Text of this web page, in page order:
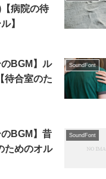
病院の待
】
のBGM】ル
待合室のた
SoundFont
のBGM】昔
ためのオル
SoundFont